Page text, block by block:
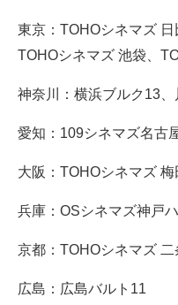
東京：TOHOシネマズ 日
TOHOシネマズ 池袋、
神奈川：横浜ブルク13、
愛知：109シネマズ名古
大阪：TOHOシネマズ
兵庫：OSシネマズ神戸
京都：TOHOシネマズ 二
広島：広島バルト11